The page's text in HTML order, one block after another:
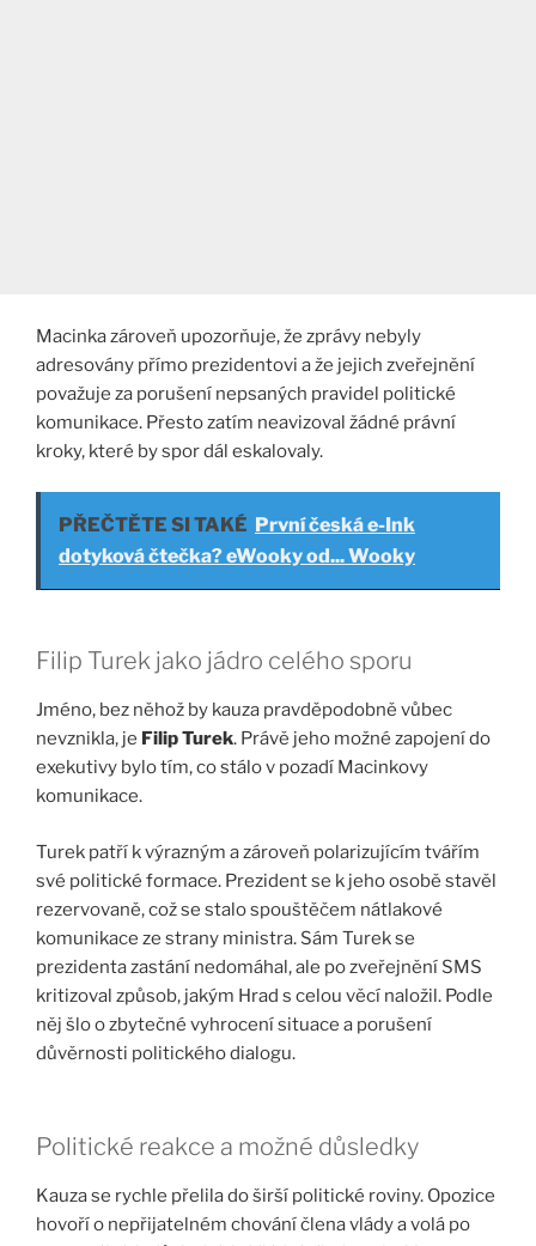
Macinka zároveň upozorňuje, že zprávy nebyly
adresovány přímo prezidentovi a že jejich zveřejnění
považuje za porušení nepsaných pravidel politické
komunikace. Přesto zatím neavizoval žádné právní
kroky, které by spor dál eskalovaly.
PŘEČTĚTE SI TAKÉ První česká e-Ink
dotyková čtečka? eWooky od... Wooky
Filip Turek jako jádro celého sporu
Jméno, bez něhož by kauza pravděpodobně vůbec
nevznikla, je Filip Turek. Právě jeho možné zapojení do
exekutivy bylo tím, co stálo v pozadí Macinkovy
komunikace.
Turek patří k výrazným a zároveň polarizujícím tvářím
své politické formace. Prezident se k jeho osobě stavěl
rezervovaně, což se stalo spouštěčem nátlakové
komunikace ze strany ministra. Sám Turek se
prezidenta zastání nedomáhal, ale po zveřejnění SMS
kritizoval způsob, jakým Hrad s celou věcí naložil. Podle
něj šlo o zbytečné vyhrocení situace a porušení
důvěrnosti politického dialogu.
Politické reakce a možné důsledky
Kauza se rychle přelila do širší politické roviny. Opozice
hovoří o nepřijatelném chování člena vlády a volá po